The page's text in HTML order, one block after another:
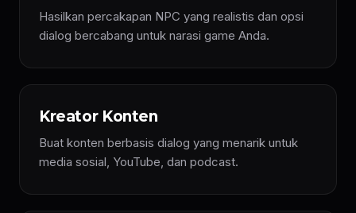
Hasilkan percakapan NPC yang realistis dan opsi
dialog bercabang untuk narasi game Anda.
Kreator Konten
Buat konten berbasis dialog yang menarik untuk
media sosial, YouTube, dan podcast.